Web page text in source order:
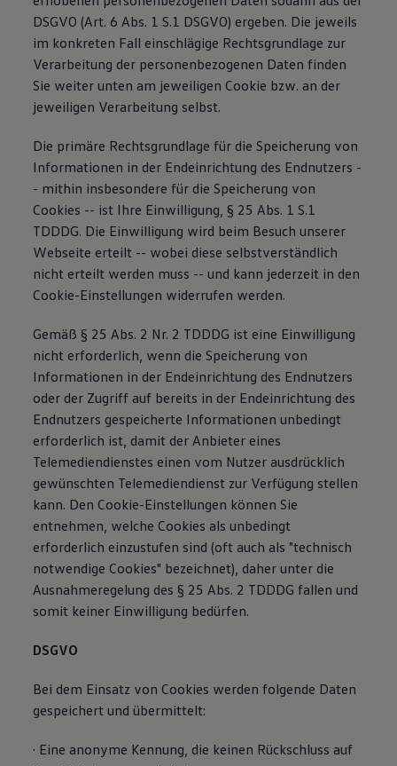
DSGVO (Art. 6 Abs. 1 S.1 DSGVO) ergeben. Die jeweils
im konkreten Fall einschlägige Rechtsgrundlage zur
Verarbeitung der personenbezogenen Daten finden
Sie weiter unten am jeweiligen Cookie bzw. an der
jeweiligen Verarbeitung selbst.
Die primäre Rechtsgrundlage für die Speicherung von
Informationen in der Endeinrichtung des Endnutzers -
- mithin insbesondere für die Speicherung von
Cookies -- ist Ihre Einwilligung, § 25 Abs. 1 S.1
TDDDG. Die Einwilligung wird beim Besuch unserer
Webseite erteilt -- wobei diese selbstverständlich
nicht erteilt werden muss -- und kann jederzeit in den
Cookie-Einstellungen widerrufen werden.
Gemäß § 25 Abs. 2 Nr. 2 TDDDG ist eine Einwilligung
nicht erforderlich, wenn die Speicherung von
Informationen in der Endeinrichtung des Endnutzers
oder der Zugriff auf bereits in der Endeinrichtung des
Endnutzers gespeicherte Informationen unbedingt
erforderlich ist, damit der Anbieter eines
Telemediendienstes einen vom Nutzer ausdrücklich
gewünschten Telemediendienst zur Verfügung stellen
kann. Den Cookie-Einstellungen können Sie
entnehmen, welche Cookies als unbedingt
erforderlich einzustufen sind (oft auch als "technisch
notwendige Cookies" bezeichnet), daher unter die
Ausnahmeregelung des § 25 Abs. 2 TDDDG fallen und
somit keiner Einwilligung bedürfen.
DSGVO
Bei dem Einsatz von Cookies werden folgende Daten
gespeichert und übermittelt:
· Eine anonyme Kennung, die keinen Rückschluss auf